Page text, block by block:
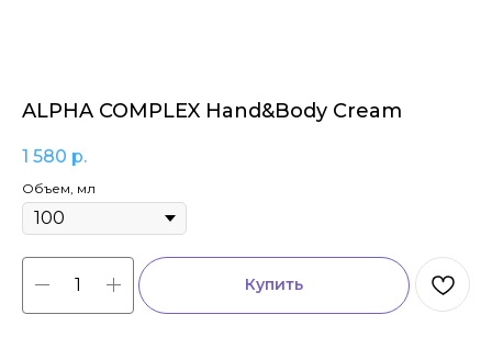
ALPHA COMPLEX Hand&Body Cream
1 580 р.
Объем, мл
Купить